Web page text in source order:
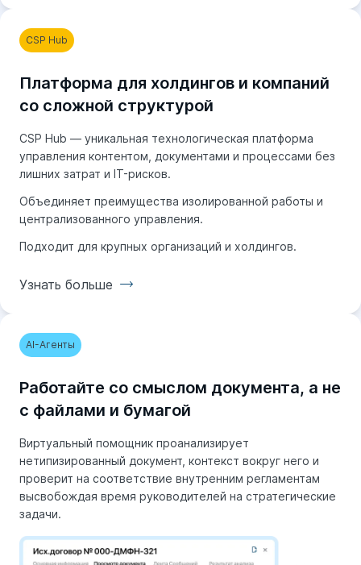
CSP Hub
Платформа для холдингов и компаний
со сложной структурой
CSP Hub — уникальная технологическая платформа
управления контентом, документами и процессами без
лишних затрат и IT-рисков.
Объединяет преимущества изолированной работы и
централизованного управления.
Подходит для крупных организаций и холдингов.
Узнать больше
AI-Агенты
Работайте со смыслом документа, а не
с файлами и бумагой
Виртуальный помощник проанализирует
нетипизированный документ, контекст вокруг него и
проверит на соответствие внутренним регламентам
высвобождая время руководителей на стратегические
задачи.